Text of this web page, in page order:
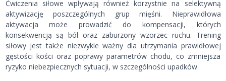
Ćwiczenia siłowe wpływają również korzystnie na selektywną
aktywizację poszczególnych grup mięśni. Nieprawidłowa
aktywacja może prowadzić do kompensacji, których
konsekwencją są ból oraz zaburzony wzorzec ruchu. Trening
siłowy jest także niezwykle ważny dla utrzymania prawidłowej
gęstości kości oraz poprawy parametrów chodu, co zmniejsza
ryzyko niebezpiecznych sytuacji, w szczególności upadków.